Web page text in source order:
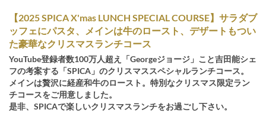
【2025 SPICA X'mas LUNCH SPECIAL COURSE】サラダブ
ッフェにパスタ、メインは牛のロースト、デザートもつい
た豪華なクリスマスランチコース
YouTube登録者数100万人超え「Georgeジョージ」こと吉田能シェ
フの考案する「SPICA」のクリスマススペシャルランチコース。
メインは贅沢に経産和牛のロースト。特別なクリスマス限定ラン
チコースをご用意しました。
是非、SPICAで楽しいクリスマスランチをお過ごし下さい。